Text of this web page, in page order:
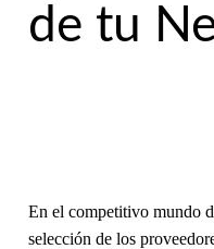
de tu
En el competitivo mundo
selección de los